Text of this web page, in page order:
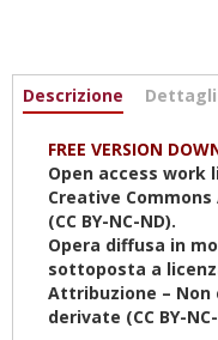
Informazioni
Descrizione (active
Dettagli
FREE VERSION
Open access work
Creative
(CC BY-NC-ND).
Opera diffusa in
sottoposta a
Attribuzione – Non
derivate (CC BY-